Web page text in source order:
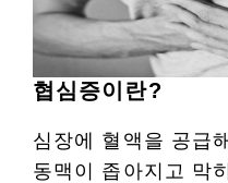
협심증이란?
심장에 혈액을 공급
동맥이 좁아지고 막